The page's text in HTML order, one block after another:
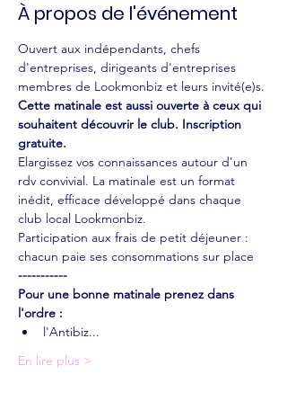
À propos de l'événement
Ouvert aux indépendants, chefs
d'entreprises, dirigeants d'entreprises
membres de Lookmonbiz et leurs invité(e)s.
Cette matinale est aussi ouverte à ceux qui
souhaitent découvrir le club. Inscription
gratuite.
Elargissez vos connaissances autour d'un
rdv convivial. La matinale est un format
inédit, efficace développé dans chaque
club local Lookmonbiz.
Participation aux frais de petit déjeuner :
chacun paie ses consommations sur place
-----------
Pour une bonne matinale prenez dans
l'ordre :
l'Antibiz...
En lire plus >